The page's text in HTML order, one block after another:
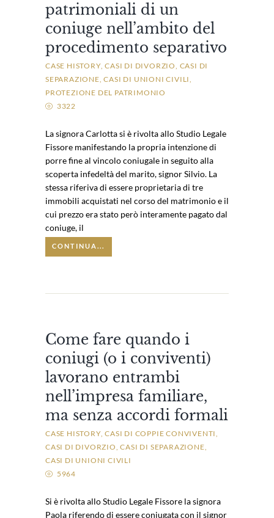
patrimoniali di un
coniuge nell’ambito del
procedimento separativo
CASE HISTORY CASI DI DIVORZIO CASI DI
SEPARAZIONE CASI DI UNIONI CIVILI
PROTEZIONE DEL PATRIMONIO
3322
La signora Carlotta si è rivolta allo Studio Legale
Fissore manifestando la propria intenzione di
porre fine al vincolo coniugale in seguito alla
scoperta infedeltà del marito, signor Silvio. La
stessa riferiva di essere proprietaria di tre
immobili acquistati nel corso del matrimonio e il
cui prezzo era stato però interamente pagato dal
coniuge, il
CONTINUA...
Come fare quando i
coniugi (o i conviventi)
lavorano entrambi
nell’impresa familiare,
ma senza accordi formali
CASE HISTORY CASI DI COPPIE CONVIVENTI
CASI DI DIVORZIO CASI DI SEPARAZIONE
CASI DI UNIONI CIVILI
5964
Si è rivolta allo Studio Legale Fissore la signora
Paola riferendo di essere coniugata con il signor